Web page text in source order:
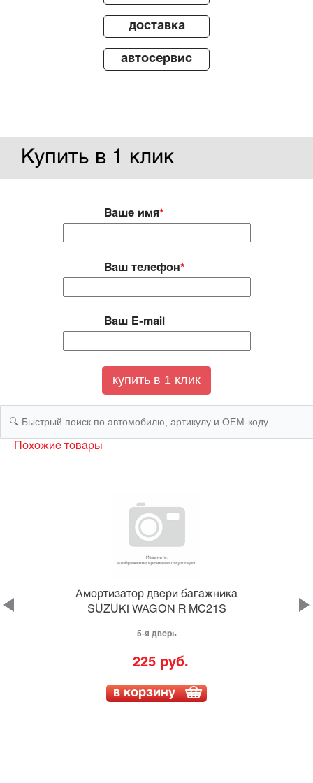
доставка
автосервис
Купить в 1 клик
Ваше имя*
Ваш телефон*
Ваш E-mail
Похожие товары
Амортизатор двери багажника
SUZUKI WAGON R MC21S
5-я дверь
225 руб.
в корзину